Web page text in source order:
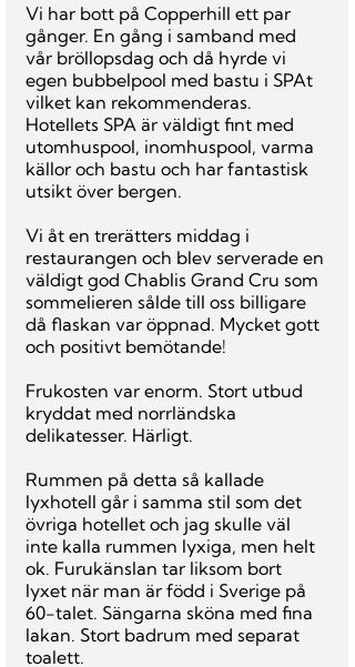
Vi har bott på Copperhill ett par
gånger. En gång i samband med
vår bröllopsdag och då hyrde vi
egen bubbelpool med bastu i SPAt
vilket kan rekommenderas.
Hotellets SPA är väldigt fint med
utomhuspool, inomhuspool, varma
källor och bastu och har fantastisk
utsikt över bergen.
Vi åt en trerätters middag i
restaurangen och blev serverade en
väldigt god Chablis Grand Cru som
sommelieren sålde till oss billigare
då flaskan var öppnad. Mycket gott
och positivt bemötande!
Frukosten var enorm. Stort utbud
kryddat med norrländska
delikatesser. Härligt.
Rummen på detta så kallade
lyxhotell går i samma stil som det
övriga hotellet och jag skulle väl
inte kalla rummen lyxiga, men helt
ok. Furukänslan tar liksom bort
lyxet när man är född i Sverige på
60-talet. Sängarna sköna med fina
lakan. Stort badrum med separat
toalett.